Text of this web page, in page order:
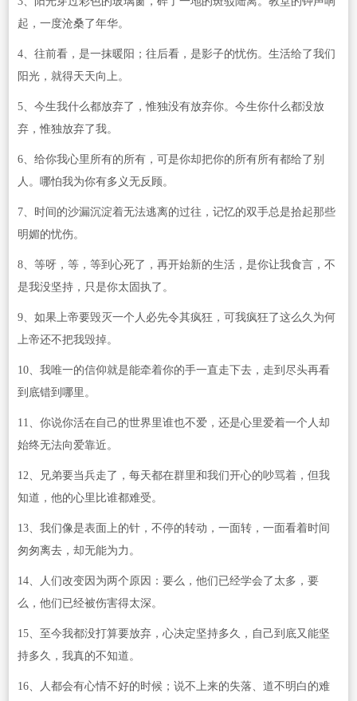
起，一度沧桑了年华。
4、往前看，是一抹暖阳；往后看，是影子的忧伤。生活给了我们
阳光，就得天天向上。
5、今生我什么都放弃了，惟独没有放弃你。今生你什么都没放
弃，惟独放弃了我。
6、给你我心里所有的所有，可是你却把你的所有所有都给了别
人。哪怕我为你有多义无反顾。
7、时间的沙漏沉淀着无法逃离的过往，记忆的双手总是拾起那些
明媚的忧伤。
8、等呀，等，等到心死了，再开始新的生活，是你让我食言，不
是我没坚持，只是你太固执了。
9、如果上帝要毁灭一个人必先令其疯狂，可我疯狂了这么久为何
上帝还不把我毁掉。
10、我唯一的信仰就是能牵着你的手一直走下去，走到尽头再看
到底错到哪里。
11、你说你活在自己的世界里谁也不爱，还是心里爱着一个人却
始终无法向爱靠近。
12、兄弟要当兵走了，每天都在群里和我们开心的吵骂着，但我
知道，他的心里比谁都难受。
13、我们像是表面上的针，不停的转动，一面转，一面看着时间
匆匆离去，却无能为力。
14、人们改变因为两个原因：要么，他们已经学会了太多，要
么，他们已经被伤害得太深。
15、至今我都没打算要放弃，心决定坚持多久，自己到底又能坚
持多久，我真的不知道。
16、人都会有心情不好的时候；说不上来的失落、道不明白的难